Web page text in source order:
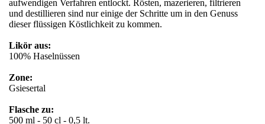
aufwendigen Verfahren entlockt. Rösten, mazerieren, filtrieren
und destillieren sind nur einige der Schritte um in den Genuss
dieser flüssigen Köstlichkeit zu kommen.
Likör aus:
100% Haselnüssen
Zone:
Gsiesertal
Flasche zu:
500 ml - 50 cl - 0,5 lt.